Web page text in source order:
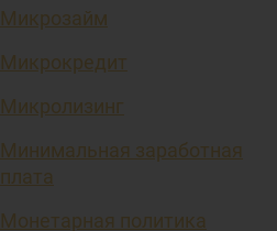
Микрозайм
Микрокредит
Микролизинг
Минимальная заработная
плата
Монетарная политика